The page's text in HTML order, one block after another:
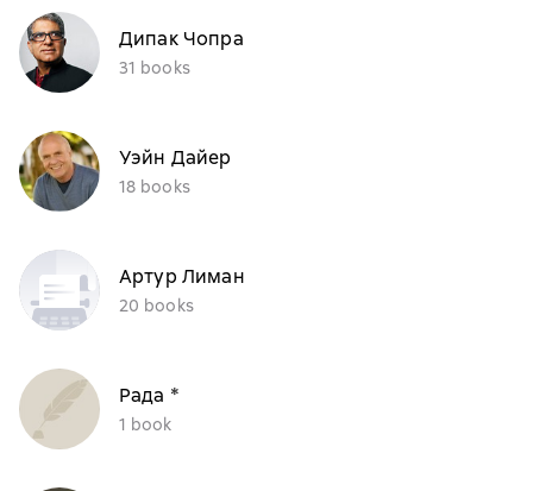
Дипак Чопра
31 books
Уэйн Дайер
18 books
Артур Лиман
20 books
Рада *
1 book